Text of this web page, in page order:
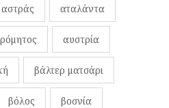
αστράς αταλάντα
αυστρία
βάλτερ ματσάρι
βόλος βοσνία